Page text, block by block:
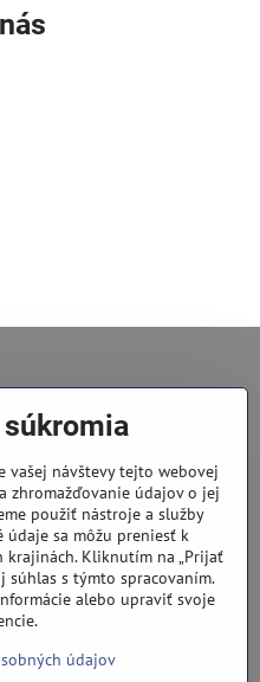
6
mesta, parkovanie v ulici
vašej návštevy tejto webovej
zhromažďovanie údajov o jej
použiť nástroje a služby
údaje sa môžu preniesť k
krajinách. Kliknutím na „Prijať
súhlas s týmto spracovaním.
alebo upraviť svoje
údajov